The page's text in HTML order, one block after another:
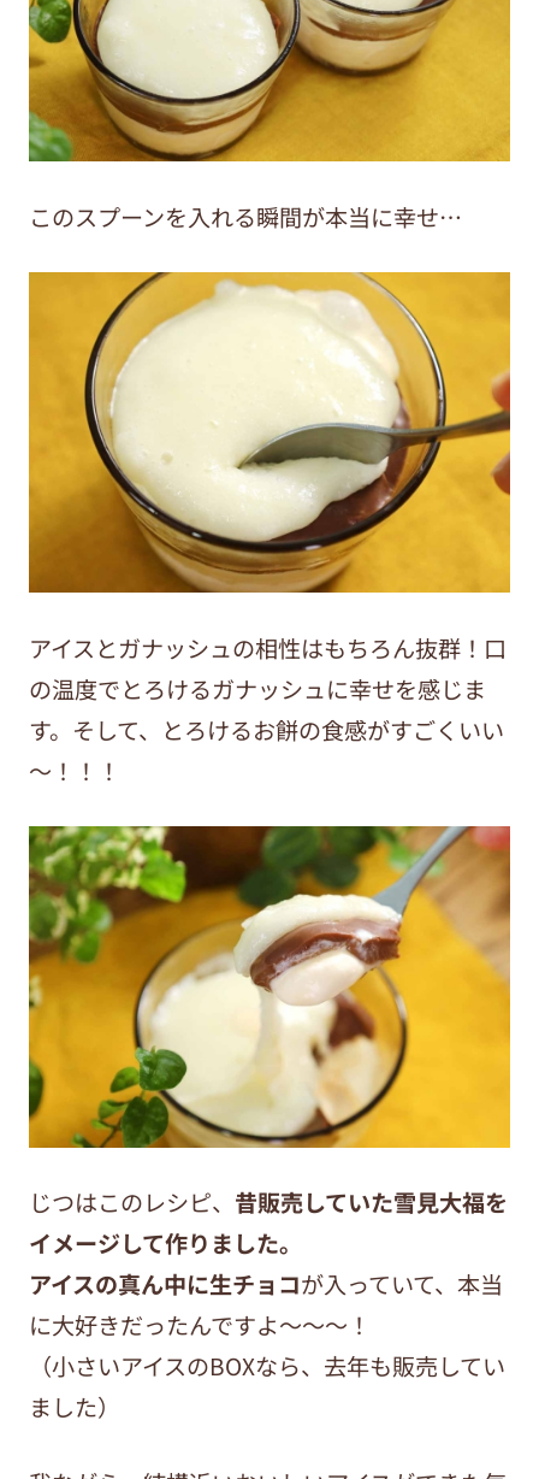
このスプーンを入れる瞬間が本当に幸せ…
アイスとガナッシュの相性はもちろん抜群！口
の温度でとろけるガナッシュに幸せを感じま
す。そして、とろけるお餅の食感がすごくいい
～！！！
じつはこのレシピ、 昔販売していた雪見大福を
イメージして作りました。
アイスの真ん中に生チョコが入っていて、本当
に大好きだったんですよ～～～！
（小さいアイスのBOXなら、去年も販売してい
ました）